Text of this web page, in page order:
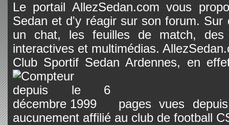
Le portail AllezSedan.com vous
Sedan et d'y réagir sur son forum.
un chat, les feuilles de match, des
interactives et multimédias.
Club Sportif Sedan Ardennes, en
pages vues
aucunement affilié au club de football